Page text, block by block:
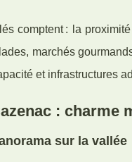
comptent : la
marchés
et infrastructures
: charme
sur la vallée